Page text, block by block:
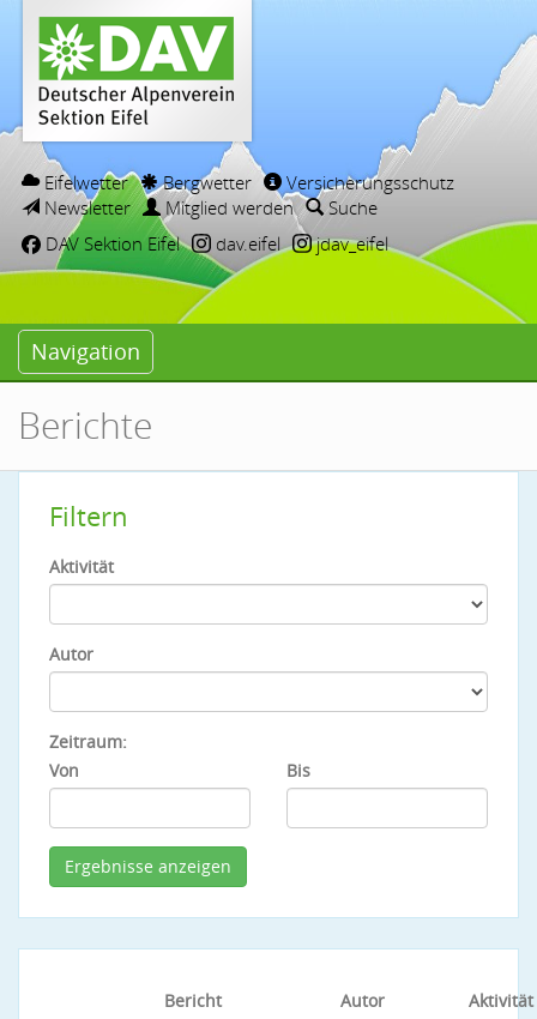
Eifelwetter Bergwetter
Versicherungsschutz
Newsletter
Mitglied werden
Suche
DAV Sektion Eifel
dav.eifel jdav_eifel
Navigation
Berichte
Filtern
Aktivität
Autor
Zeitraum:
Von
Bis
Bericht Autor
Aktivität